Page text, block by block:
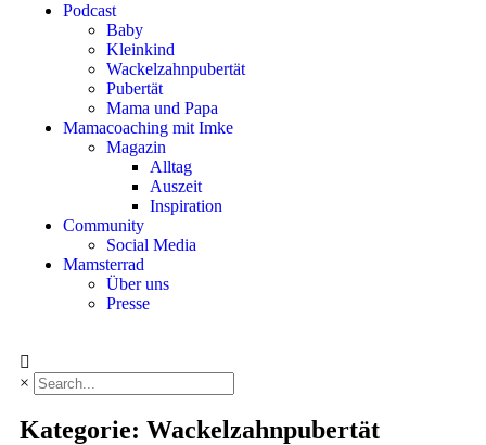
Podcast
Baby
Kleinkind
Wackelzahnpubertät
Pubertät
Mama und Papa
Mamacoaching mit Imke
Magazin
Alltag
Auszeit
Inspiration
Community
Social Media
Mamsterrad
Über uns
Presse
×
Kategorie: Wackelzahnpubertät